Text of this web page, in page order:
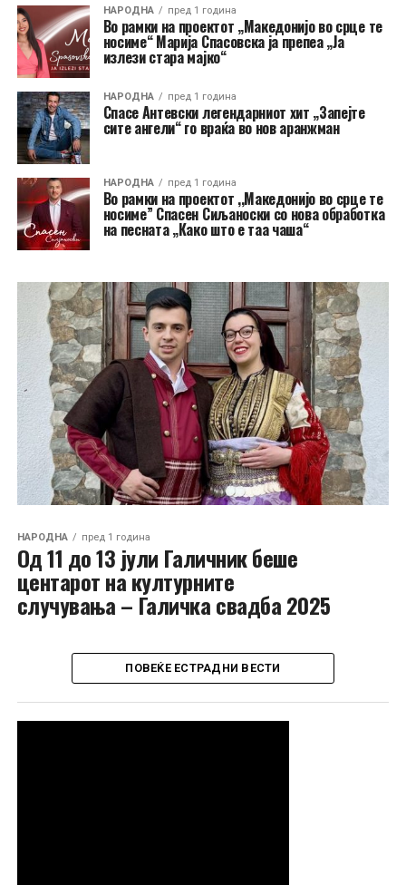
НАРОДНА пред 1 година
Во рамки на проектот „Македонијо во срце те
носиме“ Марија Спасовска ја препеа „Ја
излези стара мајко“
НАРОДНА пред 1 година
Спасе Антевски легендарниот хит „Запејте
сите ангели“ го враќа во нов аранжман
НАРОДНА пред 1 година
Во рамки на проектот ,,Македонијо во срце те
носиме” Спасен Сиљаноски со нова обработка
на песната „Како што е таа чаша“
НАРОДНА пред 1 година
Од 11 до 13 јули Галичник беше
центарот на културните
случувања – Галичка свадба 2025
ПОВЕЌЕ ЕСТРАДНИ ВЕСТИ